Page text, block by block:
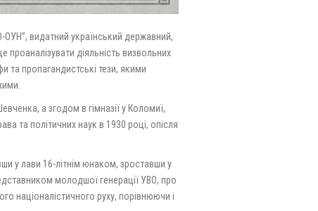
видатний український державний,
діяльність визвольних
та пропагандистські тези, якими
а згодом в гімназії у Коломиї,
та політичних наук в 1930 році, опісля
у лави 16-літнім юнаком, зроставши у
молодшої генерації УВО, про
націоналістичного руху, порівнюючи і